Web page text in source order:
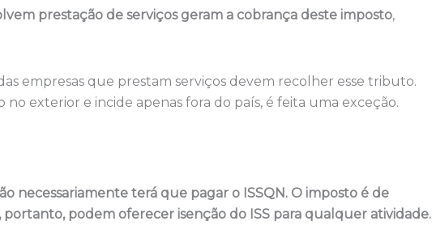
prestação de serviços geram a cobrança deste imposto,
empresas que prestam serviços devem recolher esse tributo.
exterior e incide apenas fora do país, é feita uma exceção.
necessariamente terá que pagar o ISSQN. O imposto é de
podem oferecer isenção do ISS para qualquer atividade.